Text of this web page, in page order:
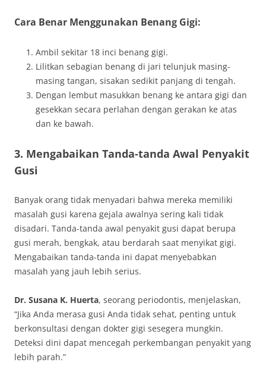
Cara Benar Menggunakan Benang Gigi:
Ambil sekitar 18 inci benang gigi.
Lilitkan sebagian benang di jari telunjuk masing-
masing tangan, sisakan sedikit panjang di tengah.
Dengan lembut masukkan benang ke antara gigi dan
gesekkan secara perlahan dengan gerakan ke atas
dan ke bawah.
3. Mengabaikan Tanda-tanda Awal Penyakit
Gusi
Banyak orang tidak menyadari bahwa mereka memiliki
masalah gusi karena gejala awalnya sering kali tidak
disadari. Tanda-tanda awal penyakit gusi dapat berupa
gusi merah, bengkak, atau berdarah saat menyikat gigi.
Mengabaikan tanda-tanda ini dapat menyebabkan
masalah yang jauh lebih serius.
Dr. Susana K. Huerta, seorang periodontis, menjelaskan,
“Jika Anda merasa gusi Anda tidak sehat, penting untuk
berkonsultasi dengan dokter gigi sesegera mungkin.
Deteksi dini dapat mencegah perkembangan penyakit yang
lebih parah.”